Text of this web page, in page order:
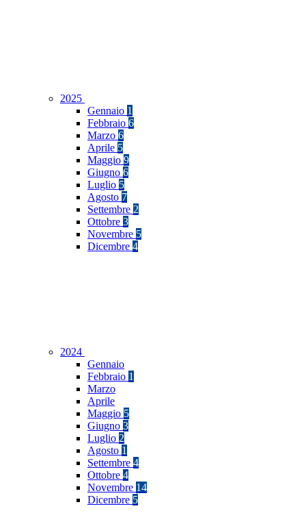
2025
Gennaio 1
Febbraio 6
Marzo 6
Aprile 5
Maggio 9
Giugno 6
Luglio 5
Agosto 7
Settembre 2
Ottobre 3
Novembre 5
Dicembre 4
2024
Gennaio
Febbraio 1
Marzo
Aprile
Maggio 5
Giugno 3
Luglio 2
Agosto 1
Settembre 4
Ottobre 4
Novembre 14
Dicembre 5